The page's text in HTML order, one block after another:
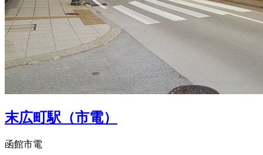
末広町駅（市電）
函館市電